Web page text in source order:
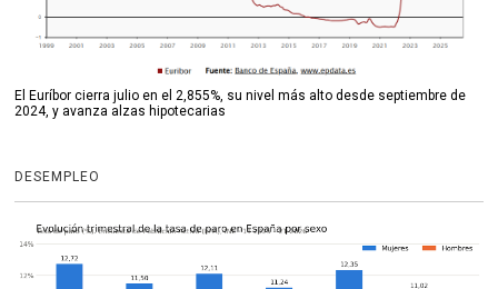
El Euríbor cierra julio en el 2,855%, su nivel más alto desde septiembre de
2024, y avanza alzas hipotecarias
DESEMPLEO